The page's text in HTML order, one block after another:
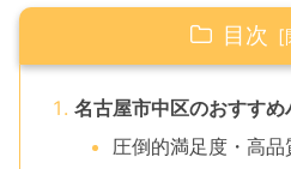
目次
名古屋市中区のおすす
圧倒的満足度・高品